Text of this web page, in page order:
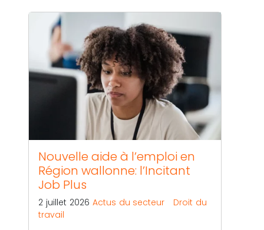
Nouvelle aide à l’emploi en
Région wallonne: l’Incitant
Job Plus
2 juillet 2026 Actus du secteur
Droit du
travail